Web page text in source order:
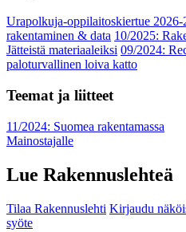
Urapolkuja-oppilaitoskiertue 2026-
rakentaminen & data 10/2025:
Jätteistä materiaaleiksi 09/2024:
paloturvallinen loiva katto
Teemat ja liitteet
11/2024: Suomea rakentamassa
Mainostajalle
Lue Rakennuslehteä
Tilaa Rakennuslehti Kirjaudu
syöte